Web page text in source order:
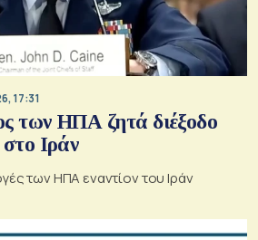
17:31
των ΗΠΑ ζητά διέξοδο
Ιράν
των ΗΠΑ εναντίον του Ιράν